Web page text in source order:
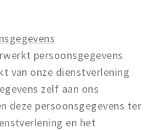
persoonsgegevens
van onze dienstverlening
zelf aan ons
deze persoonsgegevens ter
en het